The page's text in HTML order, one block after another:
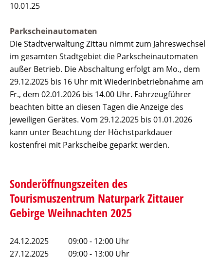
10.01.25
Parkscheinautomaten
Die Stadtverwaltung Zittau nimmt zum Jahreswechsel
im gesamten Stadtgebiet die Parkscheinautomaten
außer Betrieb. Die Abschaltung erfolgt am Mo., dem
29.12.2025 bis 16 Uhr mit Wiederinbetriebnahme am
Fr., dem 02.01.2026 bis 14.00 Uhr. Fahrzeugführer
beachten bitte an diesen Tagen die Anzeige des
jeweiligen Gerätes. Vom 29.12.2025 bis 01.01.2026
kann unter Beachtung der Höchstparkdauer
kostenfrei mit Parkscheibe geparkt werden.
Sonderöffnungszeiten des
Tourismuszentrum Naturpark Zittauer
Gebirge Weihnachten 2025
24.12.2025 09:00 - 12:00 Uhr
27.12.2025 09:00 - 13:00 Uhr